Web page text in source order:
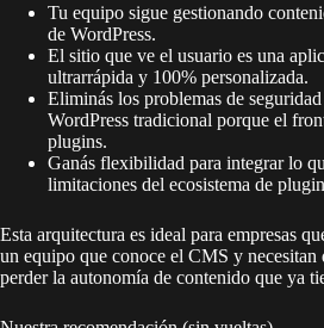
Tu equipo sigue gestionando
de WordPress.
El sitio que ve el usuario es una
ultrarrápida y 100% personalizada.
Eliminás los problemas de
WordPress tradicional porque el
plugins.
Ganás flexibilidad para integrar lo
limitaciones del ecosistema de
Esta arquitectura es ideal para empresas
un equipo que conoce el CMS y necesitan
perder la autonomía de contenido que ya